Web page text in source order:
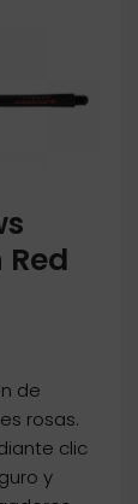
de
rosas.
clic
y